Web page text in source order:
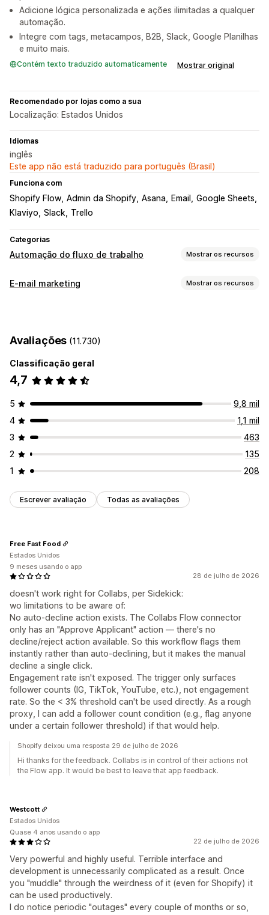
Adicione lógica personalizada e ações ilimitadas a qualquer
automação.
Integre com tags, metacampos, B2B, Slack, Google Planilhas
e muito mais.
Contém texto traduzido automaticamente Mostrar original
Recomendado por lojas como a sua
Localização: Estados Unidos
Idiomas
inglês
Este app não está traduzido para português (Brasil)
Funciona com
Shopify Flow Admin da Shopify Asana Email
Google Sheets
Klaviyo Slack Trello
Categorias
Automação do fluxo de trabalho Mostrar os recursos
Tarefas de automação
Tags de pedidos
Status do pagamento
Processamento de devoluções
Com base no tempo
Personalização
E-mail marketing Mostrar os recursos
Descontos E-mails de upsell
Carrinho abandonado
E-mails de boas-vindas
E-mails de recuperação de clientes
Recomendações de produtos Campanhas de gotejamento
Campanhas personalizadas
Gerenciamento de campanhas
Ferramenta de edição Modelos Código personalizado
Acionadores e regras Automações Segmentação
Marcação com tag
Avaliações (11.730)
Classificação geral
4,7
5
9,8 mil
4
1,1 mil
3
463
2
135
1
208
Escrever avaliação Todas as avaliações
28 de julho de 2026
doesn't work right for Collabs, per Sidekick:
wo limitations to be aware of:
No auto-decline action exists. The Collabs Flow connector
only has an "Approve Applicant" action — there's no
decline/reject action available. So this workflow flags them
instantly rather than auto-declining, but it makes the manual
decline a single click.
Engagement rate isn't exposed. The trigger only surfaces
follower counts (IG, TikTok, YouTube, etc.), not engagement
rate. So the < 3% threshold can't be used directly. As a rough
proxy, I can add a follower count condition (e.g., flag anyone
under a certain follower threshold) if that would help.
Free Fast Food
Estados Unidos
9 meses usando o app
Shopify deixou uma resposta 29 de julho de 2026
Hi thanks for the feedback. Collabs is in control of their actions not
the Flow app. It would be best to leave that app feedback.
22 de julho de 2026
Very powerful and highly useful. Terrible interface and
development is unnecessarily complicated as a result. Once
you "muddle" through the weirdness of it (even for Shopify) it
can be used productively.
I do notice periodic "outages" every couple of months or so,
Westcott
Estados Unidos
Quase 4 anos usando o app